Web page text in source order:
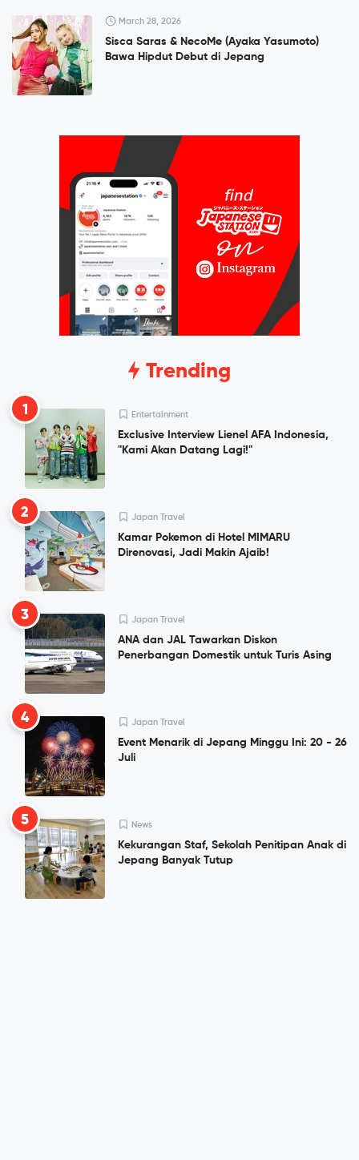
March 28, 2026
Sisca Saras & NecoMe (Ayaka Yasumoto)
Bawa Hipdut Debut di Jepang
Trending
1 Entertainment
Exclusive Interview Lienel AFA Indonesia,
"Kami Akan Datang Lagi!"
2 Japan Travel
Kamar Pokemon di Hotel MIMARU
Direnovasi, Jadi Makin Ajaib!
3 Japan Travel
ANA dan JAL Tawarkan Diskon
Penerbangan Domestik untuk Turis Asing
4 Japan Travel
Event Menarik di Jepang Minggu Ini: 20 - 26
Juli
5 News
Kekurangan Staf, Sekolah Penitipan Anak di
Jepang Banyak Tutup